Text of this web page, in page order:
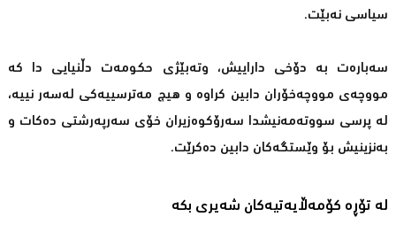
سیاسی نەبێت.
سەبارەت بە دۆخی داراییش، وتەبێژی حكومەت دڵنیایی دا كە
مووچەی مووچەخۆران دابین كراوە و هیچ مەترسییەكی لەسەر نییە،
لە پرسی سووتەمەنیشدا سەرۆكوەزیران خۆی سەرپەرشتی دەكات و
بەنزینیش بۆ وێستگەكان دابین دەكرێت.
لە تۆڕە کۆمەڵایەتیەکان شەیری بکە